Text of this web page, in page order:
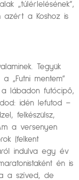
„túlérlelésének”,
azért a Koshoz is
Tegyük
„Futni mentem”
lábadon futócipő,
idén lefutod –
felkészülsz,
a versenyen
(felkent
indulva egy év
én is
a szíved, de